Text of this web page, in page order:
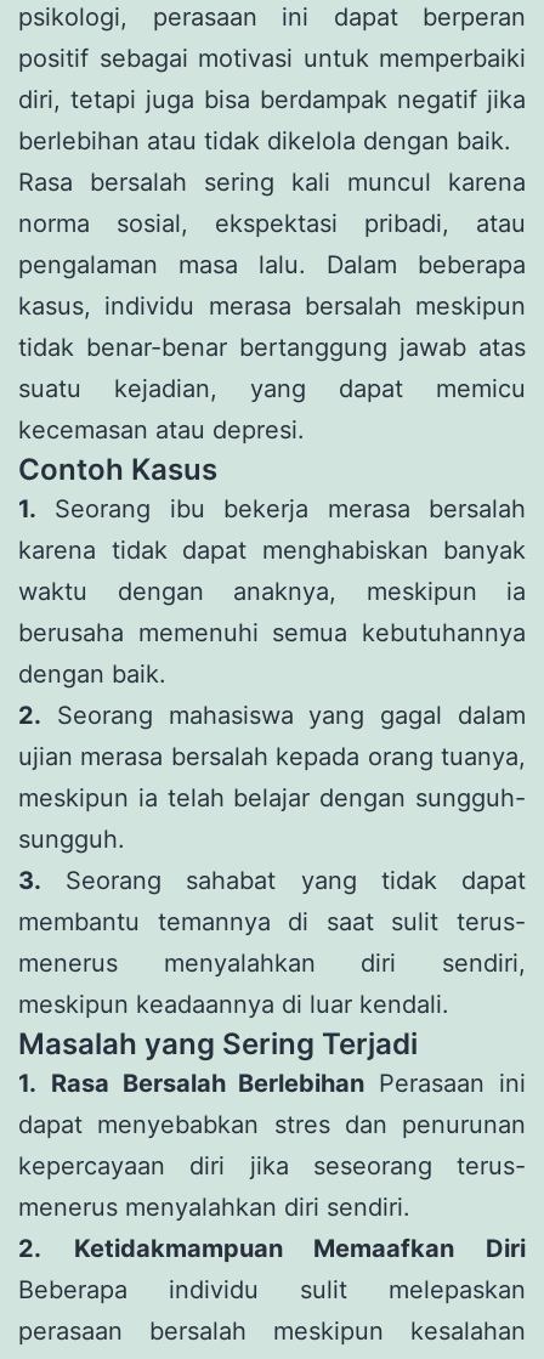
psikologi, perasaan ini dapat berperan
positif sebagai motivasi untuk memperbaiki
diri, tetapi juga bisa berdampak negatif jika
berlebihan atau tidak dikelola dengan baik.
Rasa bersalah sering kali muncul karena
norma sosial, ekspektasi pribadi, atau
pengalaman masa lalu. Dalam beberapa
kasus, individu merasa bersalah meskipun
tidak benar-benar bertanggung jawab atas
suatu kejadian, yang dapat memicu
kecemasan atau depresi.
Contoh Kasus
1. Seorang ibu bekerja merasa bersalah
karena tidak dapat menghabiskan banyak
waktu dengan anaknya, meskipun ia
berusaha memenuhi semua kebutuhannya
dengan baik.
2. Seorang mahasiswa yang gagal dalam
ujian merasa bersalah kepada orang tuanya,
meskipun ia telah belajar dengan sungguh-
sungguh.
3. Seorang sahabat yang tidak dapat
membantu temannya di saat sulit terus-
menerus menyalahkan diri sendiri,
meskipun keadaannya di luar kendali.
Masalah yang Sering Terjadi
1. Rasa Bersalah Berlebihan Perasaan ini
dapat menyebabkan stres dan penurunan
kepercayaan diri jika seseorang terus-
menerus menyalahkan diri sendiri.
2.
Ketidakmampuan Memaafkan Diri
Beberapa individu sulit melepaskan
perasaan bersalah meskipun kesalahan